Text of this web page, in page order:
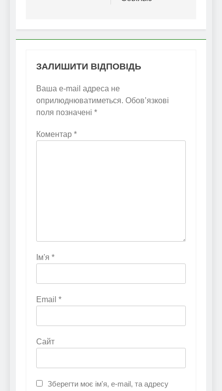
ЗАЛИШИТИ ВІДПОВІДЬ
Ваша e-mail адреса не
оприлюднюватиметься. Обов’язкові
поля позначені *
Коментар *
Ім'я *
Email *
Сайт
Зберегти моє ім'я, e-mail, та адресу